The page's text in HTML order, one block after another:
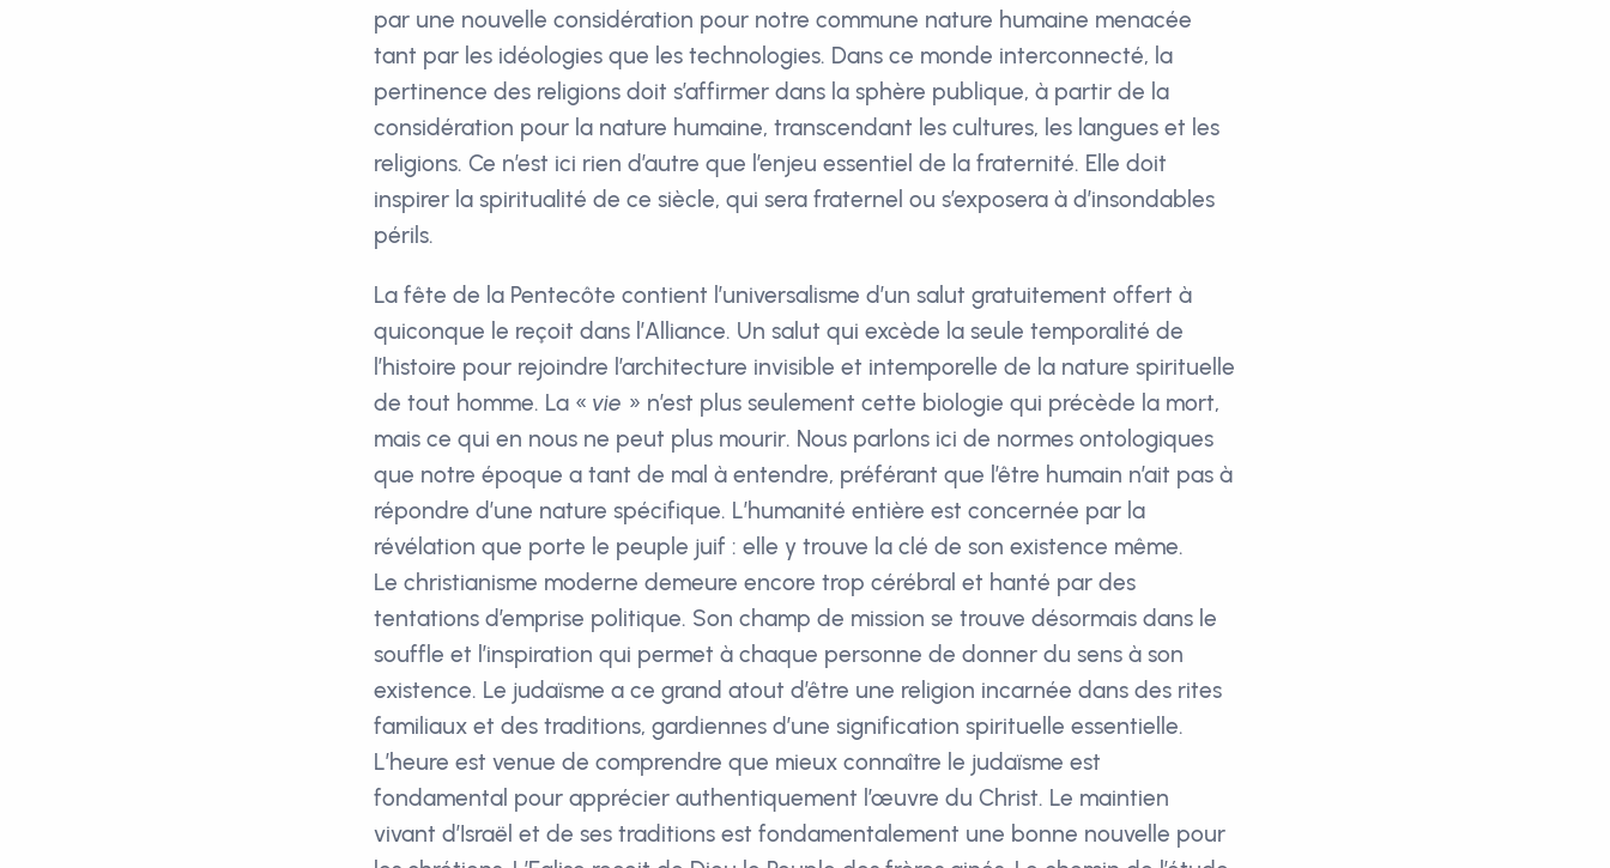
par une nouvelle considération pour notre commune nature humaine menacée
tant par les idéologies que les technologies. Dans ce monde interconnecté, la
pertinence des religions doit s’affirmer dans la sphère publique, à partir de la
considération pour la nature humaine, transcendant les cultures, les langues et les
religions. Ce n’est ici rien d’autre que l’enjeu essentiel de la fraternité. Elle doit
inspirer la spiritualité de ce siècle, qui sera fraternel ou s’exposera à d’insondables
périls.
La fête de la Pentecôte contient l’universalisme d’un salut gratuitement offert à
quiconque le reçoit dans l’Alliance. Un salut qui excède la seule temporalité de
l’histoire pour rejoindre l’architecture invisible et intemporelle de la nature spirituelle
de tout homme. La « vie » n’est plus seulement cette biologie qui précède la mort,
mais ce qui en nous ne peut plus mourir. Nous parlons ici de normes ontologiques
que notre époque a tant de mal à entendre, préférant que l’être humain n’ait pas à
répondre d’une nature spécifique. L’humanité entière est concernée par la
révélation que porte le peuple juif : elle y trouve la clé de son existence même.
Le christianisme moderne demeure encore trop cérébral et hanté par des
tentations d’emprise politique. Son champ de mission se trouve désormais dans le
souffle et l’inspiration qui permet à chaque personne de donner du sens à son
existence. Le judaïsme a ce grand atout d’être une religion incarnée dans des rites
familiaux et des traditions, gardiennes d’une signification spirituelle essentielle.
L’heure est venue de comprendre que mieux connaître le judaïsme est
fondamental pour apprécier authentiquement l’œuvre du Christ. Le maintien
vivant d’Israël et de ses traditions est fondamentalement une bonne nouvelle pour